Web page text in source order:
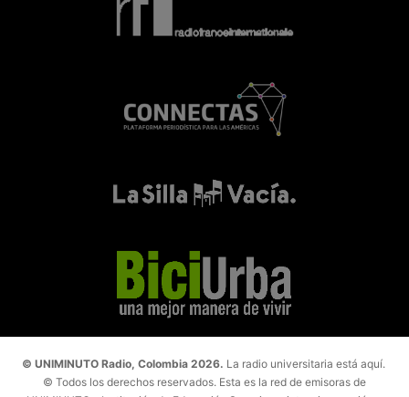
© UNIMINUTO Radio, Colombia 2026. La radio universitaria está aquí.
© Todos los derechos reservados. Esta es la red de emisoras de